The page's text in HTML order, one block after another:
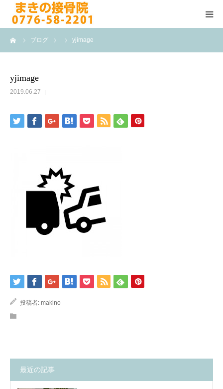
ブログ yjimage
yjimage
2019.06.27
投稿者: makino
最近の記事
HOME
医院案内
ブログ